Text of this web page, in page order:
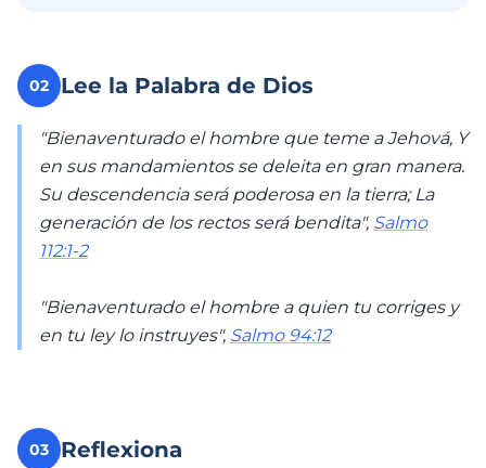
02 Lee la Palabra de Dios
"Bienaventurado el hombre que teme a Jehová, Y
en sus mandamientos se deleita en gran manera.
Su descendencia será poderosa en la tierra; La
generación de los rectos será bendita", Salmo
112:1-2
"Bienaventurado el hombre a quien tu corriges y
en tu ley lo instruyes", Salmo 94:12
03 Reflexiona